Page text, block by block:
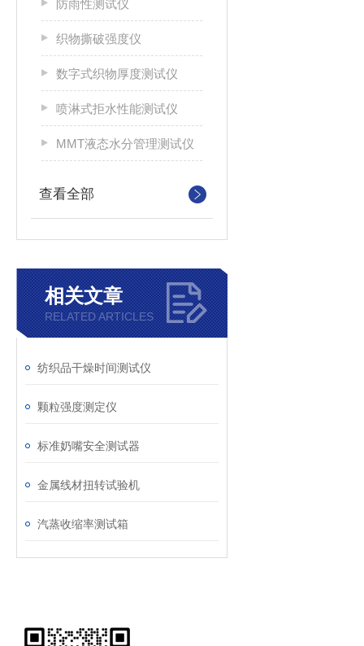
防雨性测试仪
织物撕破强度仪
数字式织物厚度测试仪
喷淋式拒水性能测试仪
MMT液态水分管理测试仪
查看全部
相关文章
RELATED ARTICLES
纺织品干燥时间测试仪
颗粒强度测定仪
标准奶嘴安全测试器
金属线材扭转试验机
汽蒸收缩率测试箱